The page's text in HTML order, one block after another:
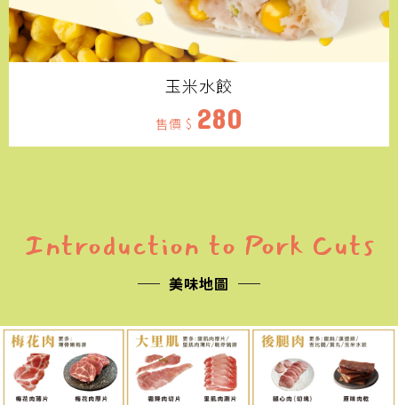
玉米水餃
售價 $ 280
Introduction to Pork Cuts
美味地圖